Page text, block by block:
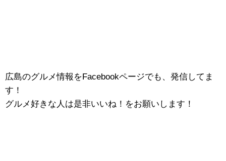
広島のグルメ情報をFacebookページでも、発信してま
す！
グルメ好きな人は是非いいね！をお願いします！